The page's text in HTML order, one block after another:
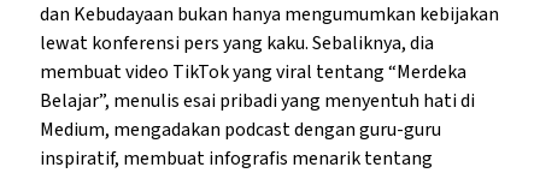
dan Kebudayaan bukan hanya mengumumkan kebijakan
lewat konferensi pers yang kaku. Sebaliknya, dia
membuat video TikTok yang viral tentang “Merdeka
Belajar”, menulis esai pribadi yang menyentuh hati di
Medium, mengadakan podcast dengan guru-guru
inspiratif, membuat infografis menarik tentang